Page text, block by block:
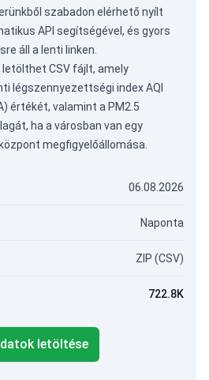
szabadon elérhető nyílt
API segítségével, és gyors
áll a lenti linken.
CSV fájlt, amely
légszennyezettségi index AQI
értékét, valamint a PM2.5
ha a városban van egy
megfigyelőállomása.
06.08.2026
Naponta
ZIP (CSV)
722.8K
letöltése